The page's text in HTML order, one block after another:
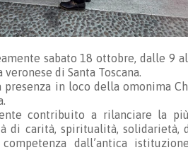
sabato 18 ottobre, dalle 9
di Santa Toscana.
in loco della omonima
contribuito a rilanciare la
di carità, spiritualità, solidarietà,
dall’antica